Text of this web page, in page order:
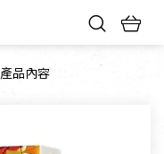
目前頁面：
產品內容